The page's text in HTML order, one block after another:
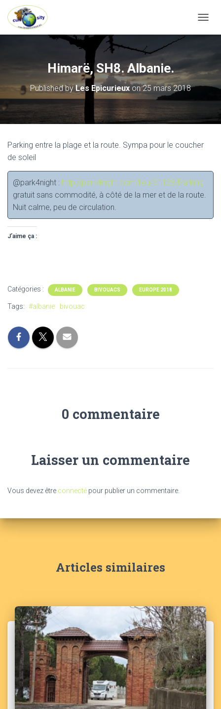
Himarë, SH8. Albanie.
Published byLes Epicurieux on25 mars 2018
Parking entre la plage et la route. Sympa pour le coucher
de soleil
@park4night : http://park4night.com/lieu/31128/Parking
gratuit sans commodité, à côté de la mer et de la route.
Nuit calme, peu de circulation.
J’aime ça :
Catégories : ALBANIE BIVOUACS EUROPE 2018
Tags: #albanie bivouac
0 commentaire
Laisser un commentaire
Vous devez être connecté pour publier un commentaire.
Articles similaires